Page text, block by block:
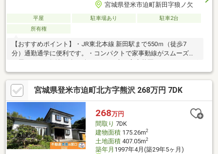
宮城県登米市迫町新田字狼ノ欠
平屋 駐車場あり
駐車2台
所有権
【おすすめポイント】・JR東北本線 新田駅まで550ｍ（徒歩7
分）通勤通学に便利です。・コンパクトで家事動線がスムーズな
平屋4DK。・敷地面積233坪あり、お庭で家庭菜園やガーデニング
なども楽しめます。・前面道路が6ｍ以上あるので車の運転が苦手
な方でも駐車が楽です。【周辺施設】・新田小学校まで1400ｍ
（徒歩18分）・新田中学校まで1500ｍ（徒歩19分）・ファミリー
マート佐沼北方店まで4800ｍ（車10分）・Aコープ瀬峰店まで
9000ｍ（車18分）・迫坂戸公園まで1800ｍ（徒歩23分）
宮城県登米市迫町北方字熊沢 268万円 7DK
268万円
間取り 7DK
建物面積175.26m2
土地面積407.05m2
築年月 1997年4月(築29年5ヶ月)